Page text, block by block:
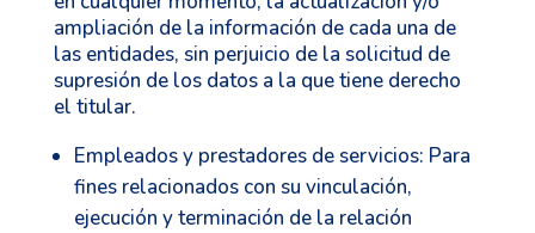
ampliación de la información de cada una de
las entidades, sin perjuicio de la solicitud de
supresión de los datos a la que tiene derecho
el titular.
Empleados y prestadores de servicios: Para
fines relacionados con su vinculación,
ejecución y terminación de la relación